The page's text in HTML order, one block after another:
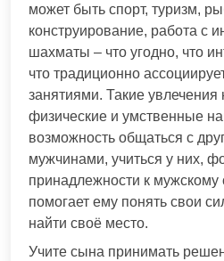
может быть спорт, туризм,
конструирование, работа с
шахматы – что угодно, что
что традиционно
занятиями. Такие увлечения
физические и умственные
возможность общаться с
мужчинами, учиться у них,
принадлежности к мужскому
помогает ему понять свои
найти своё место.
Учите сына принимать